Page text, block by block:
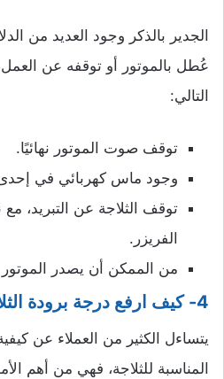
الجدير بالذكر وجود العديد من
عُطل بالموتور أو توقفه عن
التالي:
توقف صوت الموتور نهائيًا.
وجود ماس كهربائي في إحدى
توقف الثلاجة عن التبريد،
الفريزر.
من الممكن أن يصدر
4- كيف ارفع درجة برودة الثلاجة سامسونج؟
يتساءل الكثير من العملاء عن
المناسبة للثلاجة، فهي من أهم